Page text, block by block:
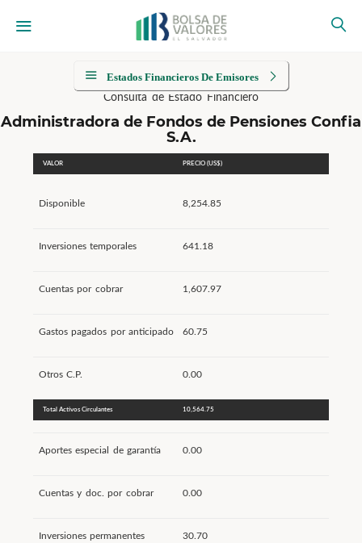
Estados Financieros De Emisores
Consulta de Estado Financiero
Administradora de Fondos de Pensiones Confia
S.A.
VALOR PRECIO (US$)
Disponible 8,254.85
Inversiones temporales 641.18
Cuentas por cobrar 1,607.97
Gastos pagados por anticipado 60.75
Otros C.P. 0.00
Total Activos Circulantes 10,564.75
Aportes especial de garantía 0.00
Cuentas y doc. por cobrar 0.00
Inversiones permanentes 30.70